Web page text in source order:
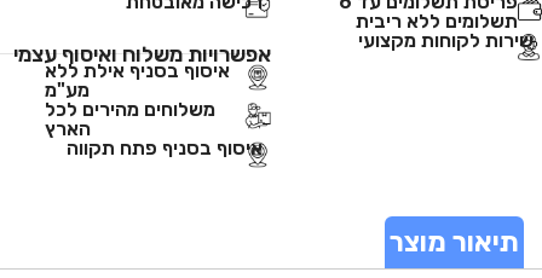
תשלומים ללא ריבית
שירות לקוחות מקצועי
אפשרויות משלוח ואיסוף עצמי
איסוף בסניף אילת ללא
מע"מ
משלוחים מהירים לכל
הארץ
איסוף בסניף פתח תקווה
תיאור מוצר